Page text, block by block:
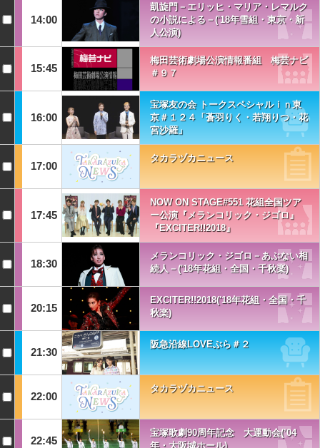
14:00
凱旋門－エリッヒ・マリア・レマルク
の小説による－('18年雪組・東京・新
人公演)
15:45
梅田芸術劇場公演情報番組 梅芸ナビ
＃９７
16:00
宝塚友の会 トークスペシャルｉｎ東
京＃１２４「蒼羽りく・若翔りつ・花
宮沙羅」
17:00
タカラヅカニュース
17:45
NOW ON STAGE#551 花組全国ツア
ー公演『メランコリック・ジゴロ』
『EXCITER!!2018』
18:30
メランコリック・ジゴロ－あぶない相
続人－('18年花組・全国・千秋楽)
20:15
EXCITER!!2018('18年花組・全国・千
秋楽)
21:30
阪急沿線LOVEぶら＃２
22:00
タカラヅカニュース
22:45
宝塚歌劇90周年記念 大運動会(’04
年・大阪城ホール)